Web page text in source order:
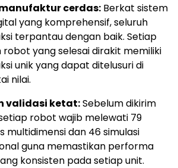
cerdas: Berkat sistem
yang komprehensif, seluruh
terpantau dengan baik. Setiap
yang selesai dirakit memiliki
unik yang dapat ditelusuri di
nilai.
validasi ketat:Sebelum dikirim
robot wajib melewati 79
multidimensi dan 46 simulasi
guna memastikan performa
konsisten pada setiap unit.